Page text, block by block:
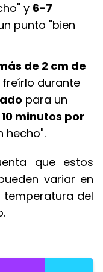
y 6-7
punto "bien
de 2 cm de
durante
para un
minutos por
hecho".
que estos
variar en
del